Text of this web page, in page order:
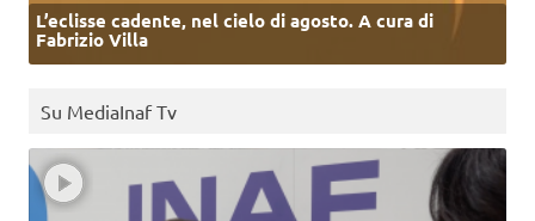
L’eclisse cadente, nel cielo di agosto. A cura di
Fabrizio Villa
Su MediaInaf Tv